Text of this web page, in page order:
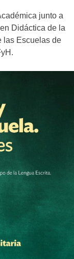
junto a
Didáctica de la
las Escuelas de